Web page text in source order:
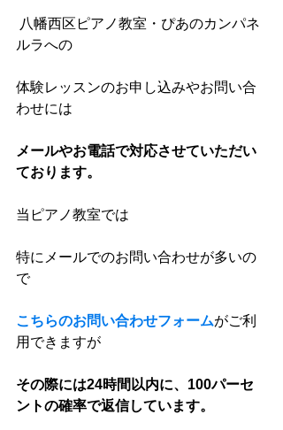
ルラへの
体験レッスンのお申し込みやお問い合
わせには
メールやお電話で対応させていただい
ております。
当ピアノ教室では
特にメールでのお問い合わせが多いの
で
こちらのお問い合わせフォームがご利
用できますが
その際には24時間以内に、100パーセ
ントの確率で返信しています。